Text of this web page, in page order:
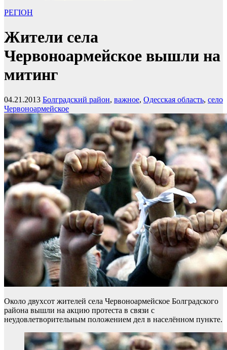
РЕГІОН
Жители села
Червоноармейское вышли на
митинг
04.21.2013 Болградский район, важное, Одесская область, село
Червоноармейское
Около двухсот жителей села Червоноармейское Болградского
района вышли на акцию протеста в связи с
неудовлетворительным положением дел в населённом пункте.